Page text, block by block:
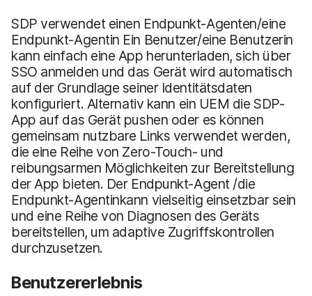
SDP verwendet einen Endpunkt-Agenten/eine
Endpunkt-Agentin Ein Benutzer/eine Benutzerin
kann einfach eine App herunterladen, sich über
SSO anmelden und das Gerät wird automatisch
auf der Grundlage seiner Identitätsdaten
konfiguriert. Alternativ kann ein UEM die SDP-
App auf das Gerät pushen oder es können
gemeinsam nutzbare Links verwendet werden,
die eine Reihe von Zero-Touch- und
reibungsarmen Möglichkeiten zur Bereitstellung
der App bieten. Der Endpunkt-Agent /die
Endpunkt-Agentinkann vielseitig einsetzbar sein
und eine Reihe von Diagnosen des Geräts
bereitstellen, um adaptive Zugriffskontrollen
durchzusetzen.
Benutzererlebnis